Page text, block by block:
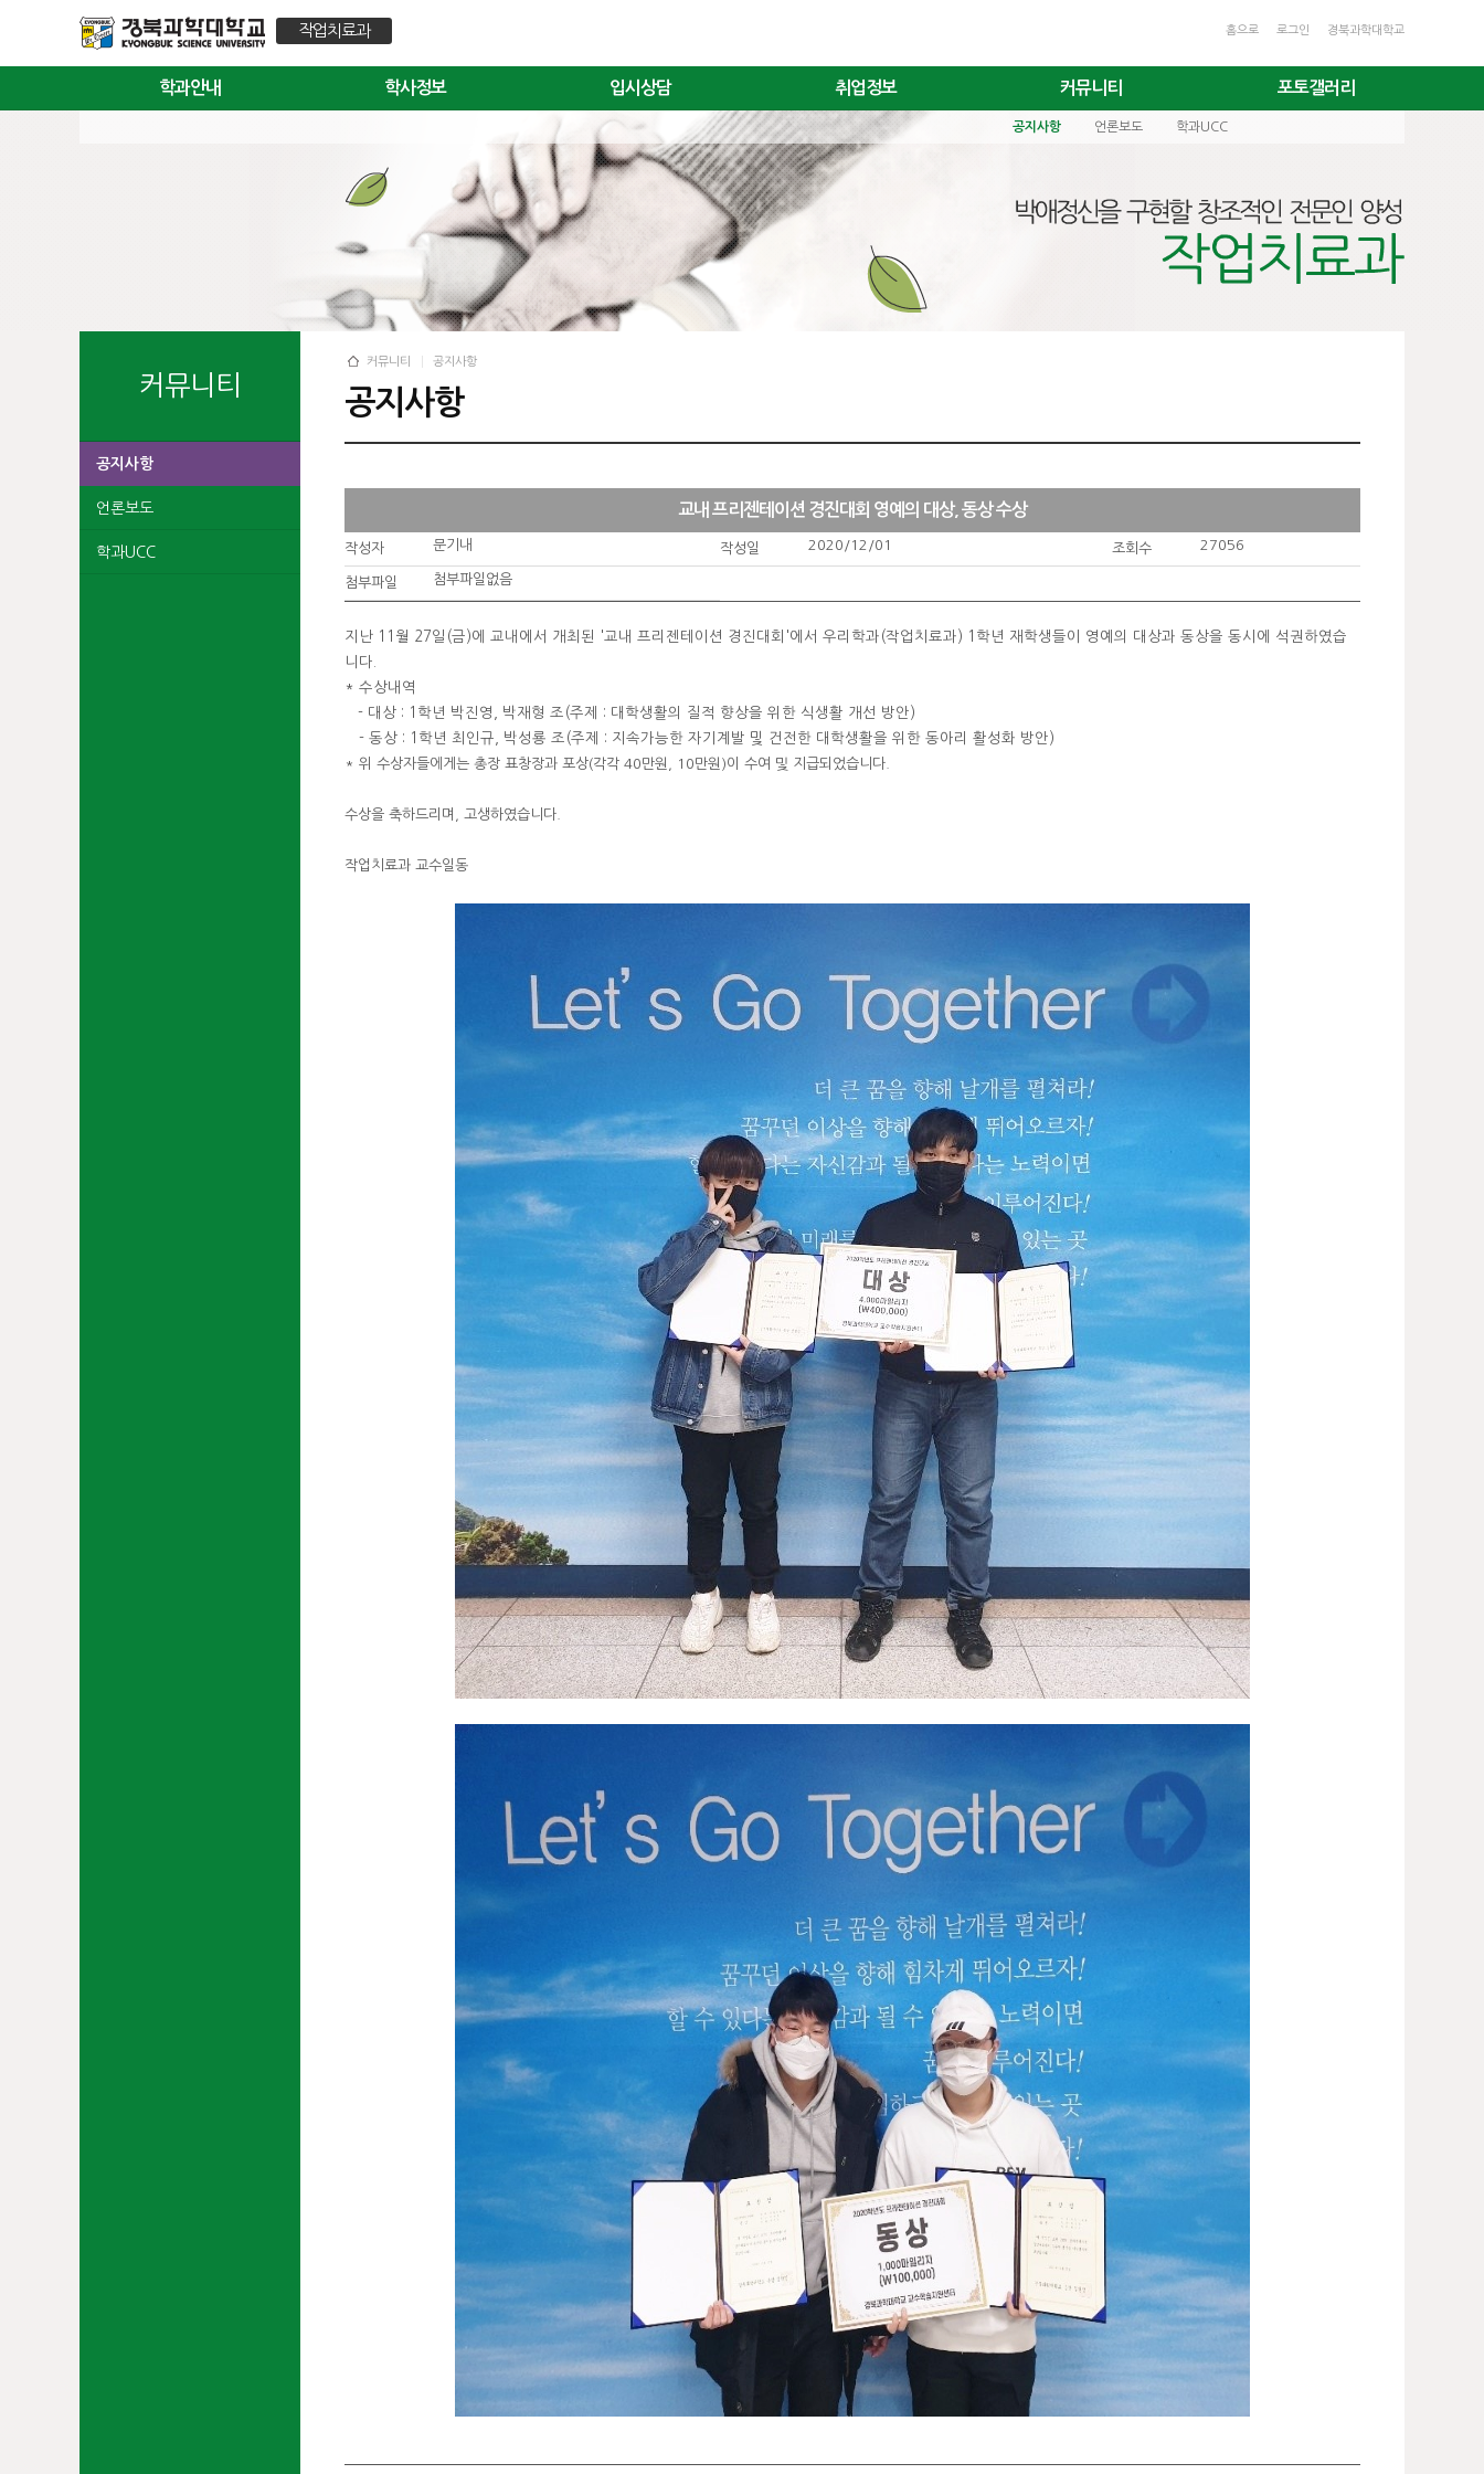
작업치료과 홈으로 로그인 경북과학대학교
학과안내 학사정보 입시상담 취업정보 커뮤니티
공지사항 언론보도 학과UCC
포토갤러리
커뮤니티
공지사항
언론보도
학과UCC
커뮤니티 공지사항
공지사항
교내 프리젠테이션 경진대회 영예의 대상, 동상 수상
작성자 문기내 작성일 2020/12/01 조회수 27056
첨부파일 첨부파일없음
지난 11월 27일(금)에 교내에서 개최된 '교내 프리젠테이션 경진대회'에서 우리학과(작업치료과) 1학년 재학생들이 영예의 대상과 동상을 동시에 석권하였습
니다.
* 수상내역
- 대상 : 1학년 박진영, 박재형 조(주제 : 대학생활의 질적 향상을 위한 식생활 개선 방안)
- 동상 : 1학년 최인규, 박성룡 조(주제 : 지속가능한 자기계발 및 건전한 대학생활을 위한 동아리 활성화 방안)
* 위 수상자들에게는 총장 표창장과 포상(각각 40만원, 10만원)이 수여 및 지급되었습니다.
수상을 축하드리며, 고생하였습니다.
작업치료과 교수일동